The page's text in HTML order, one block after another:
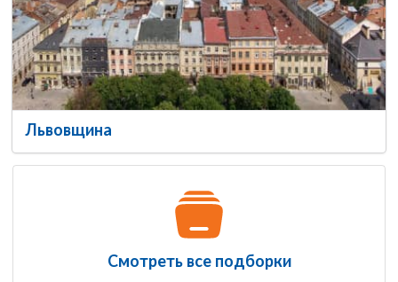
Львовщина
Смотреть все подборки